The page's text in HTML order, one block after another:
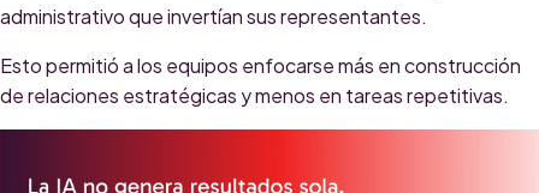
administrativo que invertían sus representantes.
Esto permitió a los equipos enfocarse más en construcción
de relaciones estratégicas y menos en tareas repetitivas.